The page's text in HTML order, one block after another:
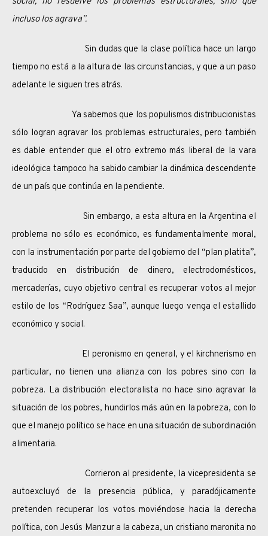
incluso los agrava”.
Sin dudas que la clase política hace un largo
tiempo no está a la altura de las circunstancias, y que a un paso
adelante le siguen tres atrás.
Ya sabemos que los populismos distribucionistas
sólo logran agravar los problemas estructurales, pero también
es dable entender que el otro extremo más liberal de la vara
ideológica tampoco ha sabido cambiar la dinámica descendente
de un país que continúa en la pendiente.
Sin embargo, a esta altura en la Argentina el
problema no sólo es económico, es fundamentalmente moral,
con la instrumentación por parte del gobierno del “plan platita”,
traducido en distribución de dinero, electrodomésticos,
mercaderías, cuyo objetivo central es recuperar votos al mejor
estilo de los “Rodríguez Saa”, aunque luego venga el estallido
económico y social.
El peronismo en general, y el kirchnerismo en
particular, no tienen una alianza con los pobres sino con la
pobreza. La distribución electoralista no hace sino agravar la
situación de los pobres, hundirlos más aún en la pobreza, con lo
que el manejo político se hace en una situación de subordinación
alimentaria.
Corrieron al presidente, la vicepresidenta se
autoexcluyó de la presencia pública, y paradójicamente
pretenden recuperar los votos moviéndose hacia la derecha
política, con Jesús Manzur a la cabeza, un cristiano maronita no